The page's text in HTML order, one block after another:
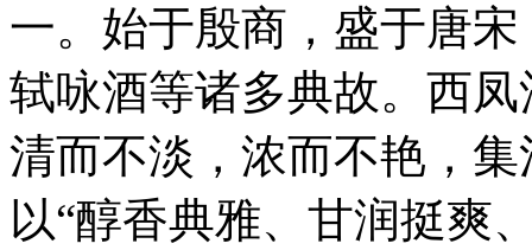
一。始于殷商，盛于唐
轼咏酒等诸多典故。西
清而不淡，浓而不艳，
以“醇香典雅、甘润挺爽